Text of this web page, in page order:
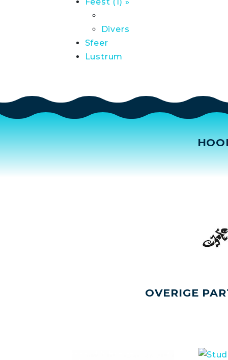
Divers
Sfeer
Lustrum
OVERIGE